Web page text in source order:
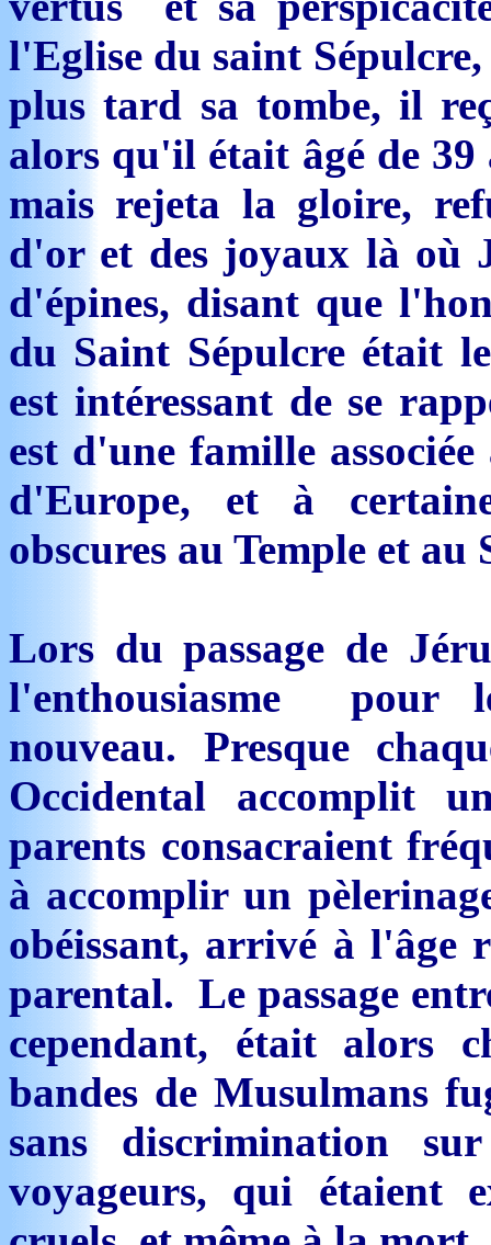
l'Eglise du saint
plus tard sa tombe, il
alors qu'il était âgé de
mais rejeta la gloire,
d'or et des joyaux là où
d'épines, disant que
du Saint Sépulcre était
est intéressant de se
est d'une famille
d'Europe, et à
obscures au Temple et
Lors du passage de
l'enthousiasme pour
nouveau. Presque
Occidental accomplit
parents consacraient
à accomplir un
obéissant, arrivé à l'âge
parental. Le passage
cependant, était alors
bandes de Musulmans
sans discrimination
voyageurs, qui étaient